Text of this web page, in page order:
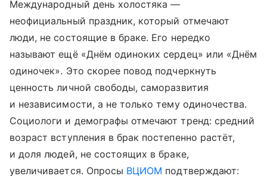
Международный день холостяка —
неофициальный праздник, который отмечают
люди, не состоящие в браке. Его нередко
называют ещё «Днём одиноких сердец» или «Днём
одиночек». Это скорее повод подчеркнуть
ценность личной свободы, саморазвития
и независимости, а не только тему одиночества.
Социологи и демографы отмечают тренд: средний
возраст вступления в брак постепенно растёт,
и доля людей, не состоящих в браке,
увеличивается. Опросы ВЦИОМ подтверждают: